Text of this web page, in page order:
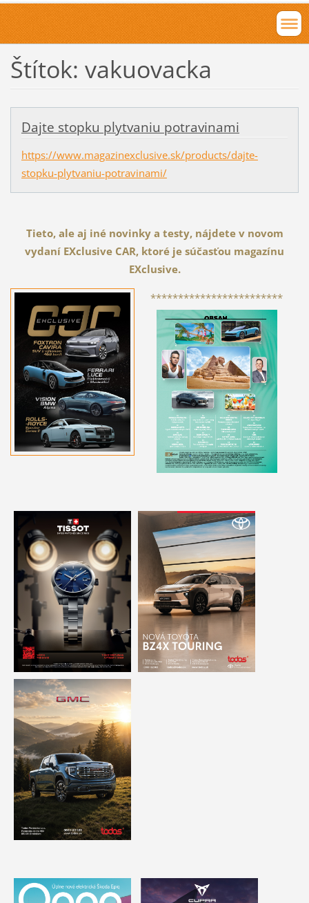
Štítok: vakuovacka
Dajte stopku plytvaniu potravinami
https://www.magazinexclusive.sk/products/dajte-
stopku-plytvaniu-potravinami/
Tieto, ale aj iné novinky a testy, nájdete v novom
vydaní EXclusive CAR, ktoré je súčasťou magazínu
EXclusive.
************************